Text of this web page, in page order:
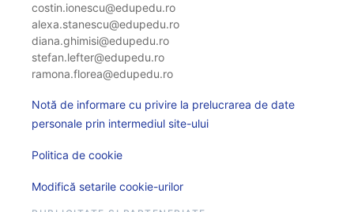
costin.ionescu@edupedu.ro
alexa.stanescu@edupedu.ro
diana.ghimisi@edupedu.ro
stefan.lefter@edupedu.ro
ramona.florea@edupedu.ro
Notă de informare cu privire la prelucrarea de date
personale prin intermediul site-ului
Politica de cookie
Modifică setarile cookie-urilor